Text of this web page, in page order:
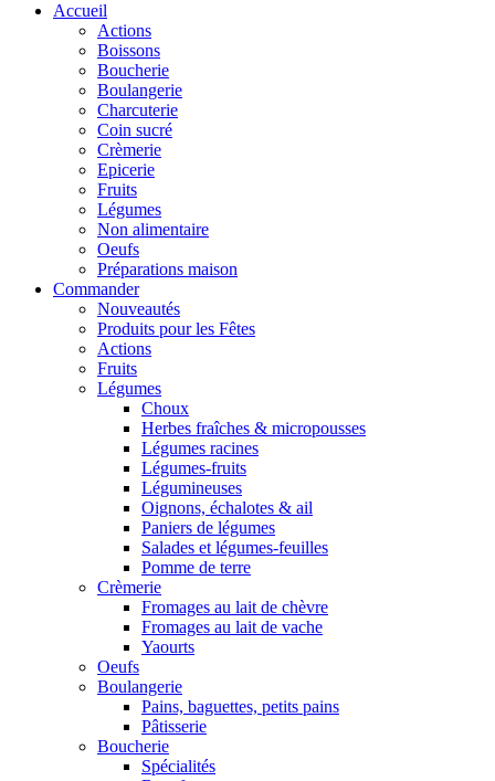
Accueil
Actions
Boissons
Boucherie
Boulangerie
Charcuterie
Coin sucré
Crèmerie
Epicerie
Fruits
Légumes
Non alimentaire
Oeufs
Préparations maison
Commander
Nouveautés
Produits pour les Fêtes
Actions
Fruits
Légumes
Choux
Herbes fraîches & micropousses
Légumes racines
Légumes-fruits
Légumineuses
Oignons, échalotes & ail
Paniers de légumes
Salades et légumes-feuilles
Pomme de terre
Crèmerie
Fromages au lait de chèvre
Fromages au lait de vache
Yaourts
Oeufs
Boulangerie
Pains, baguettes, petits pains
Pâtisserie
Boucherie
Spécialités